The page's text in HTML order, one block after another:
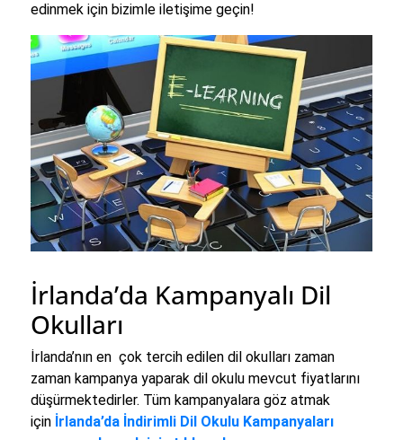
edinmek için bizimle iletişime geçin!
İrlanda’da Kampanyalı Dil
Okulları
İrlanda’nın en çok tercih edilen dil okulları zaman
zaman kampanya yaparak dil okulu mevcut fiyatlarını
düşürmektedirler. Tüm kampanyalara göz atmak
için İrlanda’da İndirimli Dil Okulu Kampanyaları